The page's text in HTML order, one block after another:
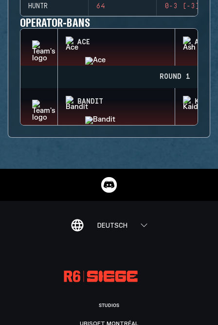
HUNTR 64 0-3 (-3)
OPERATOR-BANS
ACE ASH
ROUND 1
BANDIT KAID
DEUTSCH
STUDIOS
UBISOFT MONTRÉAL